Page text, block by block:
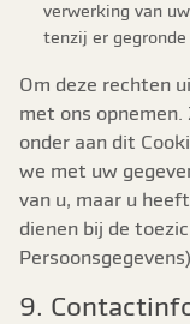
verwerking van
tenzij er gegronde
Om deze rechten
met ons
onder aan dit
we met uw
van u, maar u
dienen bij de
Persoonsgegevens).
9.